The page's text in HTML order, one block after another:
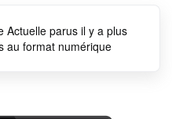
Actuelle parus il y a plus
au format numérique